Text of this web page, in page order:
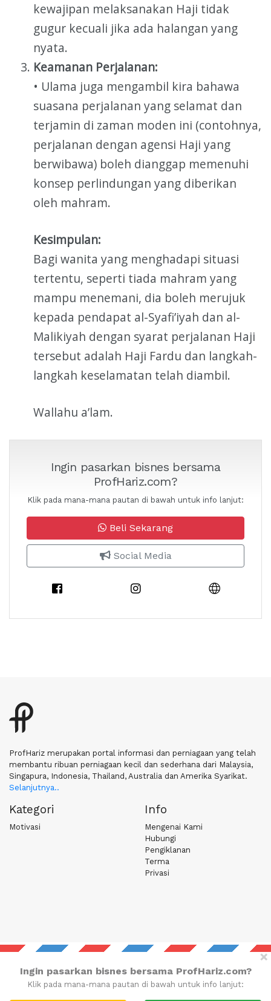
kewajipan melaksanakan Haji tidak
gugur kecuali jika ada halangan yang
nyata.
Keamanan Perjalanan:
• Ulama juga mengambil kira bahawa
suasana perjalanan yang selamat dan
terjamin di zaman moden ini (contohnya,
perjalanan dengan agensi Haji yang
berwibawa) boleh dianggap memenuhi
konsep perlindungan yang diberikan
oleh mahram.
Kesimpulan:
Bagi wanita yang menghadapi situasi
tertentu, seperti tiada mahram yang
mampu menemani, dia boleh merujuk
kepada pendapat al-Syafi’iyah dan al-
Malikiyah dengan syarat perjalanan Haji
tersebut adalah Haji Fardu dan langkah-
langkah keselamatan telah diambil.
Wallahu a’lam.
Ingin pasarkan bisnes bersama
ProfHariz.com?
Klik pada mana-mana pautan di bawah untuk info lanjut:
Beli Sekarang
Social Media
Ingin pasarkan bisnes bersama ProfHariz.com?
Klik pada mana-mana pautan di bawah untuk info lanjut:
×
ProfHariz merupakan portal informasi dan perniagaan yang telah
membantu ribuan perniagaan kecil dan sederhana dari Malaysia,
Singapura, Indonesia, Thailand, Australia dan Amerika Syarikat.
Selanjutnya..
Kategori
Motivasi
Info
Mengenai Kami
Hubungi
Pengiklanan
Terma
Privasi
Emel
Hantarkan emel anda ke: